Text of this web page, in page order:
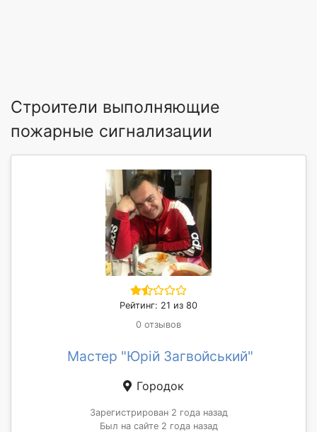
Строители выполняющие
пожарные сигнализации
Рейтинг: 21 из 80
0 отзывов
Мастер "Юрій Загвойський"
Городок
Зарегистрирован 2 года назад
Был на сайте 2 года назад